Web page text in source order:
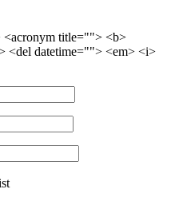
title=""> <b>
<del datetime=""> <em> <i>